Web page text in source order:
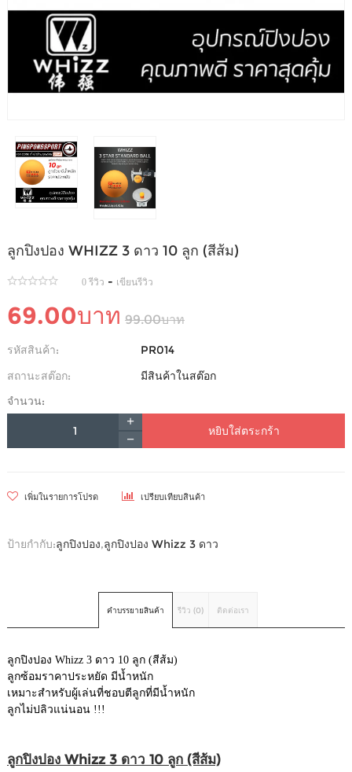
ลูกปิงปอง WHIZZ 3 ดาว 10 ลูก (สีส้ม)
0 รีวิว - เขียนรีวิว
69.00บาท 99.00บาท
รหัสสินค้า:
PR014
สถานะสต๊อก:
มีสินค้าในสต๊อก
จำนวน:
หยิบใส่ตระกร้า
เพิ่มในรายการโปรด เปรียบเทียบสินค้า
ป้ายกำกับ:ลูกปิงปอง,ลูกปิงปอง Whizz 3 ดาว
คำบรรยายสินค้า รีวิว (0) ติดต่อเรา
ลูกปิงปอง Whizz 3 ดาว 10 ลูก (สีส้ม)
ลูกซ้อมราคาประหยัด มีน้ำหนัก
เหมาะสำหรับผู้เล่นที่ชอบตีลูกที่มีน้ำหนัก
ลูกไม่ปลิวแน่นอน !!!
ลูกปิงปอง Whizz 3 ดาว 10 ลูก (สีส้ม)